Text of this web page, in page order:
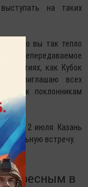
на таких
что вы так тепло
и непередаваемое
как Кубок
я приглашаю всех
к поклонникам
по 2 июля. Казань
встречу.
в